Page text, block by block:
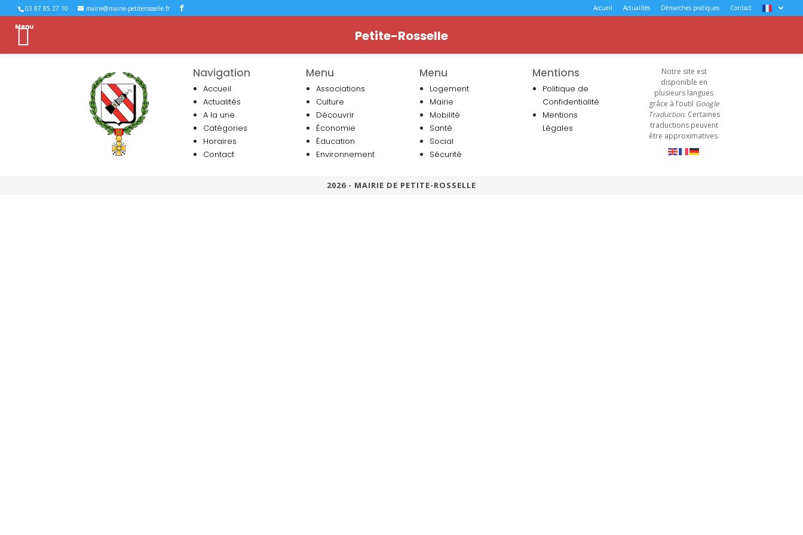
03 87 85 27 10 mairie@mairie-petiterosselle.fr Accueil Actualités Démarches pratiques Contact
Navigation
Accueil
Actualités
A la une
Catégories
Horaires
Contact
Menu
Associations
Culture
Découvrir
Économie
Éducation
Environnement
Menu
Logement
Mairie
Mobilité
Santé
Social
Sécurité
Mentions
Politique de
Confidentialité
Mentions
Légales
Notre site est
disponible en
plusieurs langues
grâce à l’outil Google
Traduction. Certaines
traductions peuvent
être approximatives.
2026 - MAIRIE DE PETITE-ROSSELLE
Menu
Petite-Rosselle